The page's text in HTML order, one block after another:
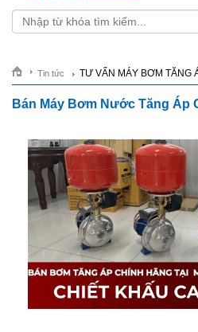
Tin tức TƯ VẤN MÁY BƠM TĂNG
Bán Máy Bơm Nước Tăng Áp